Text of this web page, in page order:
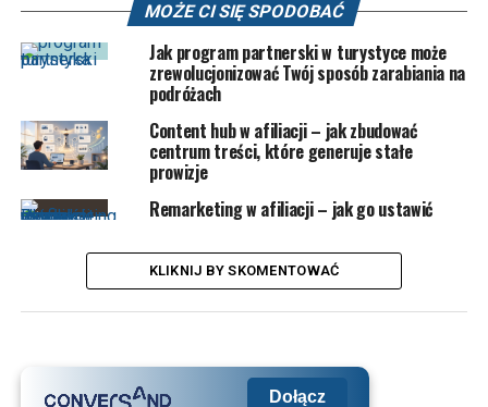
MOŻE CI SIĘ SPODOBAĆ
Jak program partnerski w turystyce może
zrewolucjonizować Twój sposób zarabiania na
podróżach
Content hub w afiliacji – jak zbudować
centrum treści, które generuje stałe
prowizje
Remarketing w afiliacji – jak go ustawić
KLIKNIJ BY SKOMENTOWAĆ
Dołącz